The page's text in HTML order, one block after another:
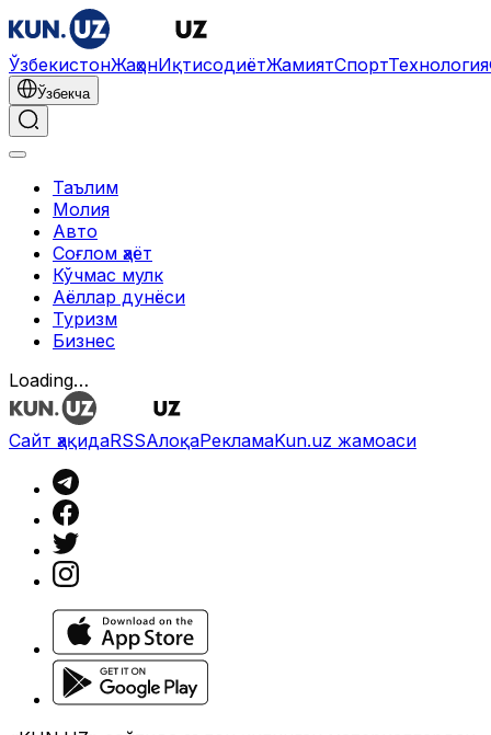
ЎзбекистонЖаҳонИқтисодиётЖамиятСпортТехнология
Ўзбекча
Таълим
Молия
Авто
Соғлом ҳаёт
Кўчмас мулк
Аёллар дунёси
Туризм
Бизнес
Loading…
Сайт ҳақидаRSSАлоқаРекламаKun.uz жамоаси